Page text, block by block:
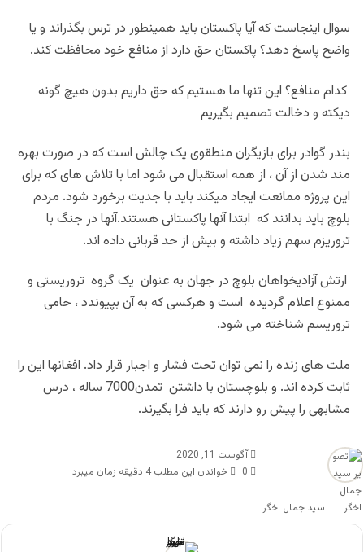
سوال اینجاست کهآیا پاکستان باید همینطور در ترس بگذراند و یا
واضح پاسخ دهد؟ پاکستان حق دارد از منافع خود محافظت کند.
کدام منافع؟ این تنها ما هستیم که حق داریم بدون هیچ گونه
دیکته و دخالت تصمیم بگیریم
بندر گوادر برای بازیگران منطقوی یک چالش است که در صورت بهره
مند شدن از آن ، از همه استقبال می شود اما با تلاش های که برای
این پروژه ممانعت ایجاد میکند باید با جدیت برخورد شود. مردم
بلوچ باید بدانند که ابتدا آنها پاکستانی هستند.آنها در جنگ با
تروریزم سهم زیاد داشته و بیش از حد قربانی داده اند.
ارتش آزادیخواهان بلوچ در جهان به عنوان یک گروه تروریستی و
ممنوع اعلام گردیده است و هرکسی که به آن بپیوندد ، حامی
تروریسم شناخته می شود.
ملت های زنده را نمی توان تحت فشار و اجبار قرار داد. افغانها این را
ثابت کرده اند. و بلوچستان با داشتن تمدن7000 ساله ، درس
مشابهی را پیش رو دارند که باید فرا بگیرند.
سید جمال اخگر
آگوست 11, 2020
0
خواندن این مطلب 4 دقیقه زمان میبرد